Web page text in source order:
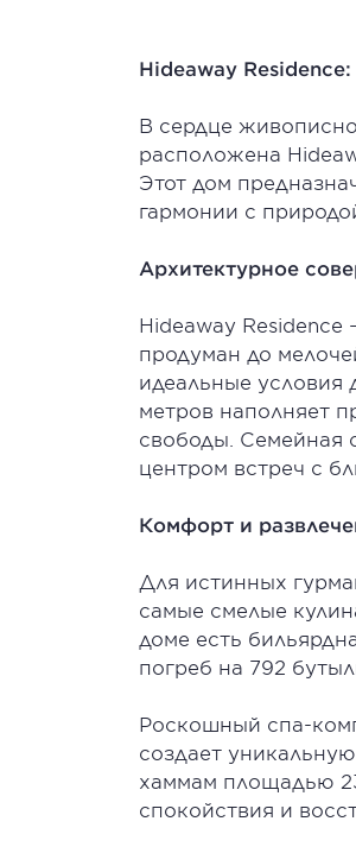
Hideaway
В сердце
расположена
Этот дом
гармонии с
Архитектурное
Hideaway
продуман до
идеальные условия
метров наполняет
свободы. Семейная
центром встреч с
Комфорт и
Для истинных
самые смелые
доме есть
погреб на 792
Роскошный спа-
создает
хаммам площадью
спокойствия и